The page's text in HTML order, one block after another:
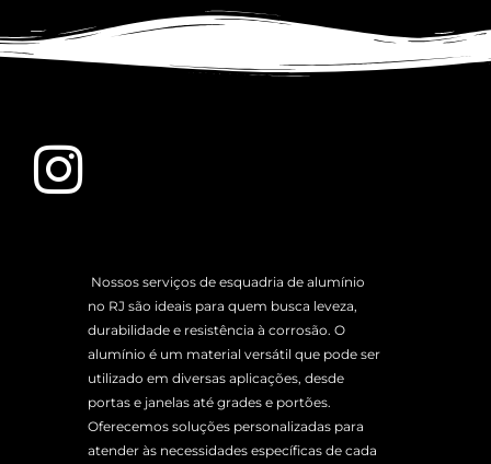
Nossos serviços de esquadria de alumínio
no RJ são ideais para quem busca leveza,
durabilidade e resistência à corrosão. O
alumínio é um material versátil que pode ser
utilizado em diversas aplicações, desde
portas e janelas até grades e portões.
Oferecemos soluções personalizadas para
atender às necessidades específicas de cada